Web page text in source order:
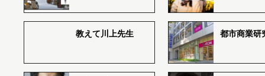
教えて川上先生 都市商業研